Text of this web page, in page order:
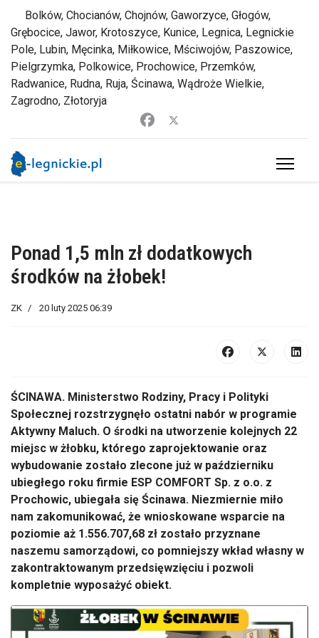
Bolków, Chocianów, Chojnów, Gaworzyce, Głogów,
Grębocice, Jawor, Krotoszyce, Kunice, Legnica, Legnickie
Pole, Lubin, Męcinka, Miłkowice, Mściwojów, Paszowice,
Pielgrzymka, Polkowice, Prochowice, Przemków,
Radwanice, Rudna, Ruja, Ścinawa, Wądroże Wielkie,
Zagrodno, Złotoryja
Ponad 1,5 mln zł dodatkowych
środków na żłobek!
ZK 20 luty 2025 06:39
ŚCINAWA. Ministerstwo Rodziny, Pracy i Polityki
Społecznej rozstrzygnęło ostatni nabór w programie
Aktywny Maluch. O środki na utworzenie kolejnych 22
miejsc w żłobku, którego zaprojektowanie oraz
wybudowanie zostało zlecone już w październiku
ubiegłego roku firmie ESP COMFORT Sp. z o.o. z
Prochowic, ubiegała się Ścinawa. Niezmiernie miło
nam zakomunikować, że wnioskowane wsparcie na
poziomie aż 1.556.707,68 zł zostało przyznane
naszemu samorządowi, co pomniejszy wkład własny w
zakontraktowanym przedsięwzięciu i pozwoli
kompletnie wyposażyć obiekt.